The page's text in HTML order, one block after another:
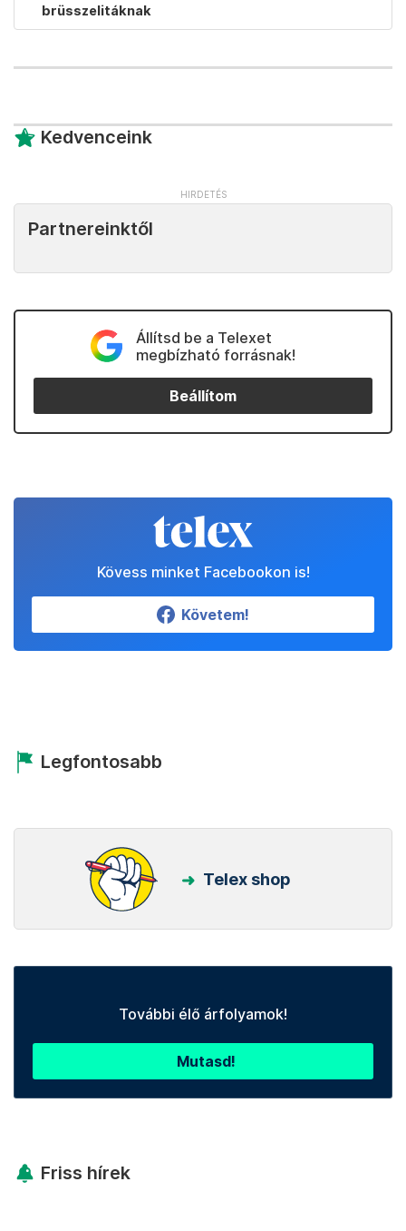
brüsszelitáknak
Kedvenceink
Partnereinktől
Állítsd be a Telexet
megbízható forrásnak!
Beállítom
Kövess minket Facebookon is!
Követem!
Legfontosabb
Telex shop
További élő árfolyamok!
Mutasd!
Friss hírek